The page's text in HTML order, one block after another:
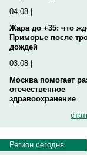
04.08 |
Жара до +35: что
Приморье после
дождей
03.08 |
Москва помогает
отечественное
здравоохранение
Регион сегодня